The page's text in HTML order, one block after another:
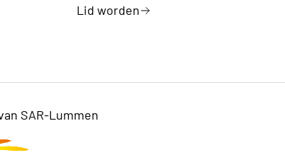
Lid worden
SAR-Lummen